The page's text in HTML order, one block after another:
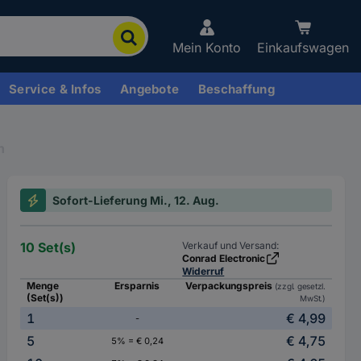
Mein Konto Einkaufswagen
Service & Infos Angebote Beschaffung
Sofort-Lieferung Mi., 12. Aug.
10 Set(s)
Verkauf und Versand:
Conrad Electronic
Widerruf
Menge
(Set(s))
Ersparnis Verpackungspreis (zzgl. gesetzl.
MwSt.)
1 -
€ 4,99
5
5% = € 0,24
€ 4,75